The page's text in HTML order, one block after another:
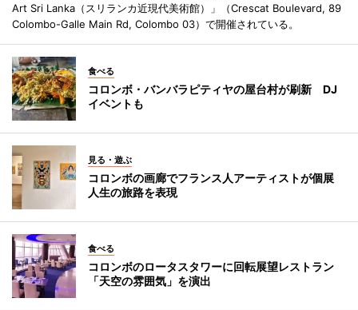
Art Sri Lanka（スリランカ近現代美術館）」（Crescat Boulevard, 89
Colombo-Galle Main Rd, Colombo 03）で開催されている。
食べる
コロンボ・バンバラピティヤの屋台村が刷新 DJ
イベントも
見る・遊ぶ
コロンボの画廊でフランス人アーティストが個展
人生の旅路を表現
食べる
コロンボのロータスタワーに回転展望レストラン
「天空の雰囲気」を演出